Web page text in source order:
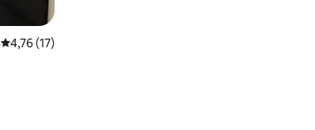
Durchschnittliche Bewertung: 4,76 von 5, 17 Bewertungen
4,76 (17)